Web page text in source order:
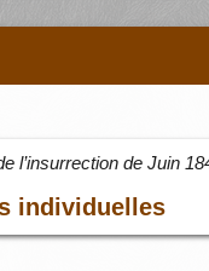
l’insurrection de Juin
individuelles